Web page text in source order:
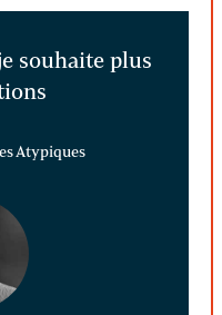
souhaite plus
Atypiques